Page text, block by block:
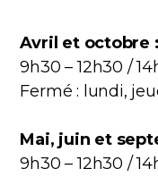
Avril et octobre :
9h30 – 12h30 /
Fermé : lundi,
Mai, juin et
9h30 – 12h30 /